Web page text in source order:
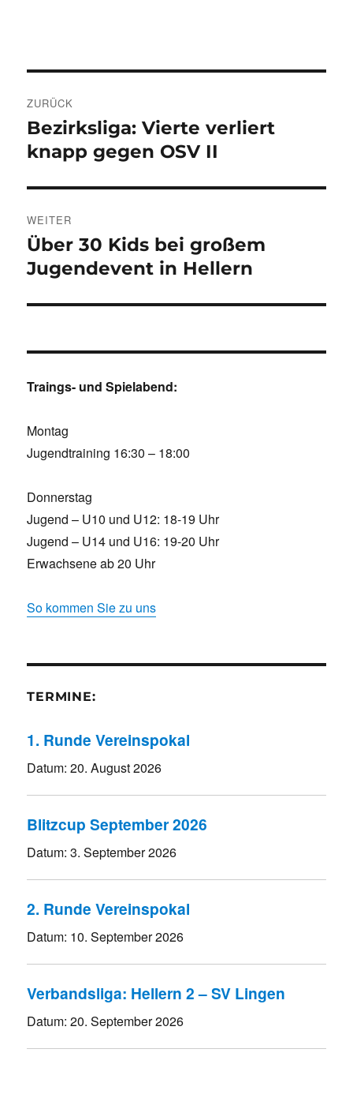
ZURÜCK
Vorheriger
Beitrag:
Bezirksliga: Vierte verliert
knapp gegen OSV II
WEITER
Nächster
Beitrag:
Über 30 Kids bei großem
Jugendevent in Hellern
Traings- und Spielabend:
Montag
Jugendtraining 16:30 – 18:00
Donnerstag
Jugend – U10 und U12: 18-19 Uhr
Jugend – U14 und U16: 19-20 Uhr
Erwachsene ab 20 Uhr
So kommen Sie zu uns
TERMINE:
1. Runde Vereinspokal
Datum:20. August 2026
Blitzcup September 2026
Datum:3. September 2026
2. Runde Vereinspokal
Datum: 10. September 2026
Verbandsliga: Hellern 2 – SV Lingen
Datum:20. September 2026